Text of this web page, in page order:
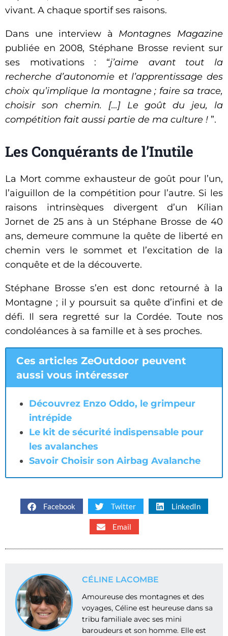
vivant. A chaque sportif ses raisons.
Dans une interview à Montagnes Magazine
publiée en 2008, Stéphane Brosse revient sur
ses motivations : “j’aime avant tout la
recherche d’autonomie et l’apprentissage des
choix qu’implique la montagne ; faire sa trace,
choisir son chemin.
[…] Le goût du jeu, la
compétition fait aussi partie de ma culture ! ”.
Les Conquérants de l’Inutile
La Mort comme exhausteur de goût pour l’un,
l’aiguillon de la compétition pour l’autre. Si les
raisons intrinsèques divergent d’un Kílian
Jornet de 25 ans à un Stéphane Brosse de 40
ans, demeure commune la quête de liberté en
chemin vers le sommet et l’excitation de la
conquête et de la découverte.
Stéphane Brosse s’en est donc retourné à la
Montagne ; il y poursuit sa quête d’infini et de
défi. Il sera regretté sur la Cordée. Toute nos
condoléances à sa famille et à ses proches.
Ces articles ZeOutdoor peuvent
aussi vous intéresser
Découvrez Enzo Oddo, le grimpeur
intrépide
Le kit de sécurité indispensable pour
les avalanches
Savoir Choisir son Airbag Avalanche
Facebook Twitter LinkedIn
Email
CÉLINE LACOMBE
Amoureuse des montagnes et des
voyages, Céline est heureuse dans sa
tribu familiale avec ses mini
baroudeurs et son homme. Elle est